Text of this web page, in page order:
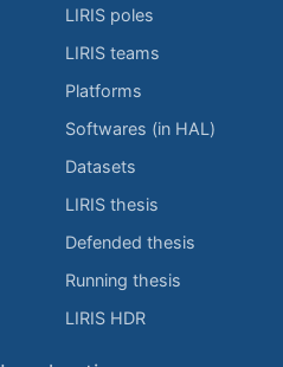
LIRIS poles
LIRIS teams
Platforms
Softwares (in HAL)
Datasets
LIRIS thesis
Defended thesis
Running thesis
LIRIS HDR